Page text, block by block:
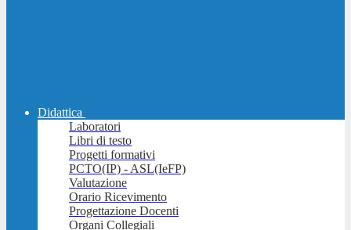
Didattica
Laboratori
Libri di testo
Progetti formativi
PCTO(IP) - ASL(IeFP)
Valutazione
Orario Ricevimento
Progettazione Docenti
Organi Collegiali